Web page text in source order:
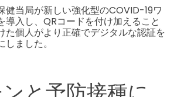
健当局が新しい強化型のCOVID-19ワ
導入し、QRコードを付け加えること
た個人がより正確でデジタルな認証を
ました。